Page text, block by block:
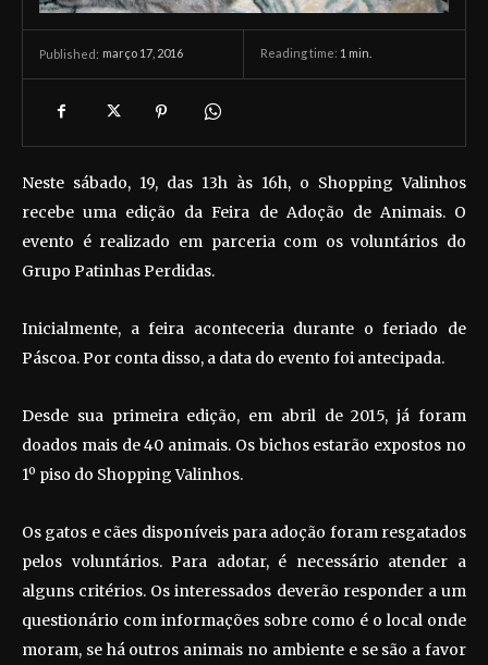
Published: março 17, 2016 Reading time: 1 min.
Neste sábado, 19, das 13h às 16h, o Shopping Valinhos
recebe uma edição da Feira de Adoção de Animais. O
evento é realizado em parceria com os voluntários do
Grupo Patinhas Perdidas.
Inicialmente, a feira aconteceria durante o feriado de
Páscoa. Por conta disso, a data do evento foi antecipada.
Desde sua primeira edição, em abril de 2015, já foram
doados mais de 40 animais. Os bichos estarão expostos no
1º piso do Shopping Valinhos.
Os gatos e cães disponíveis para adoção foram resgatados
pelos voluntários. Para adotar, é necessário atender a
alguns critérios. Os interessados deverão responder a um
questionário com informações sobre como é o local onde
moram, se há outros animais no ambiente e se são a favor